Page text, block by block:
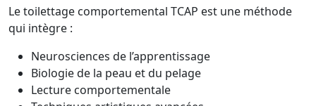
Le toilettage comportemental TCAP est une méthode
qui intègre :
Neurosciences de l’apprentissage
Biologie de la peau et du pelage
Lecture comportementale